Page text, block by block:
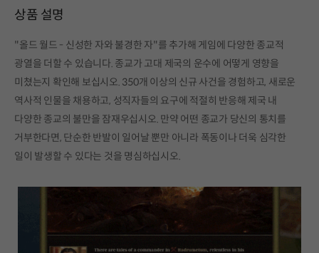
상품 설명
"올드 월드 - 신성한 자와 불경한 자"를 추가해 게임에 다양한 종교적
광열을 더할 수 있습니다. 종교가 고대 제국의 운수에 어떻게 영향을
미쳤는지 확인해 보십시오. 350개 이상의 신규 사건을 경험하고, 새로운
역사적 인물을 채용하고, 성직자들의 요구에 적절히 반응해 제국 내
다양한 종교의 불만을 잠재우십시오. 만약 어떤 종교가 당신의 통치를
거부한다면, 단순한 반발이 일어날 뿐만 아니라 폭동이나 더욱 심각한
일이 발생할 수 있다는 것을 명심하십시오.